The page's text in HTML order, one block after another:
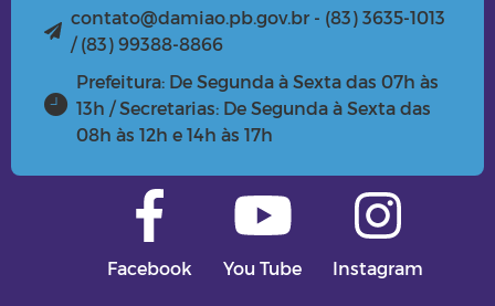
contato@damiao.pb.gov.br - (83) 3635-1013
/ (83) 99388-8866
Prefeitura: De Segunda à Sexta das 07h às
13h / Secretarias: De Segunda à Sexta das
08h às 12h e 14h às 17h
Facebook You Tube Instagram